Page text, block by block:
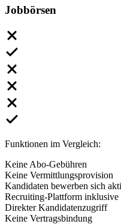
Jobbörsen
Funktionen im Vergleich:
Keine Abo-Gebühren
Keine Vermittlungsprovision
Kandidaten bewerben sich
Recruiting-Plattform inklusive
Direkter Kandidatenzugriff
Keine Vertragsbindung